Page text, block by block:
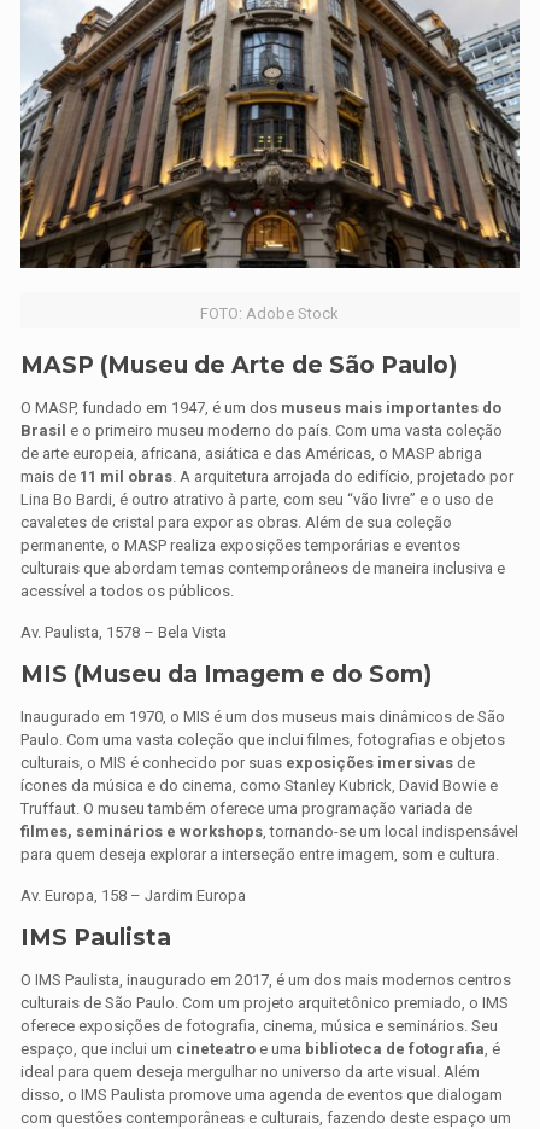
FOTO: Adobe Stock
MASP (Museu de Arte de São Paulo)
O MASP, fundado em 1947, é um dos museus mais importantes do
Brasil e o primeiro museu moderno do país. Com uma vasta coleção
de arte europeia, africana, asiática e das Américas, o MASP abriga
mais de 11 mil obras. A arquitetura arrojada do edifício, projetado por
Lina Bo Bardi, é outro atrativo à parte, com seu “vão livre” e o uso de
cavaletes de cristal para expor as obras. Além de sua coleção
permanente, o MASP realiza exposições temporárias e eventos
culturais que abordam temas contemporâneos de maneira inclusiva e
acessível a todos os públicos.
Av. Paulista, 1578 – Bela Vista
MIS (Museu da Imagem e do Som)
Inaugurado em 1970, o MIS é um dos museus mais dinâmicos de São
Paulo. Com uma vasta coleção que inclui filmes, fotografias e objetos
culturais, o MIS é conhecido por suas exposições imersivas de
ícones da música e do cinema, como Stanley Kubrick, David Bowie e
Truffaut. O museu também oferece uma programação variada de
filmes, seminários e workshops, tornando-se um local indispensável
para quem deseja explorar a interseção entre imagem, som e cultura.
Av. Europa, 158 – Jardim Europa
IMS Paulista
O IMS Paulista, inaugurado em 2017, é um dos mais modernos centros
culturais de São Paulo. Com um projeto arquitetônico premiado, o IMS
oferece exposições de fotografia, cinema, música e seminários. Seu
espaço, que inclui um cineteatro e uma biblioteca de fotografia, é
ideal para quem deseja mergulhar no universo da arte visual. Além
disso, o IMS Paulista promove uma agenda de eventos que dialogam
com questões contemporâneas e culturais, fazendo deste espaço um